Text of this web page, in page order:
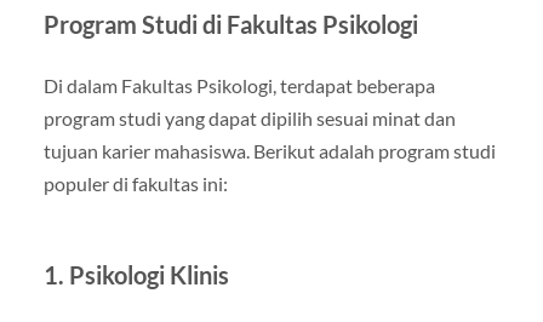
Program Studi di Fakultas Psikologi
Di dalam Fakultas Psikologi, terdapat beberapa
program studi yang dapat dipilih sesuai minat dan
tujuan karier mahasiswa. Berikut adalah program studi
populer di fakultas ini:
1. Psikologi Klinis